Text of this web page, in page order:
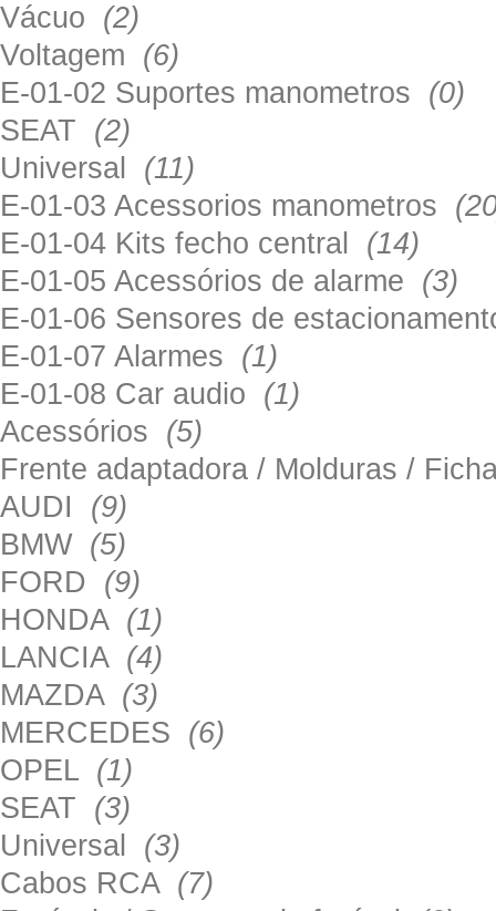
Vácuo (2)
Voltagem (6)
E-01-02 Suportes manometros (0)
SEAT (2)
Universal (11)
E-01-03 Acessorios manometros
E-01-04 Kits fecho central (14)
E-01-05 Acessórios de alarme (3)
E-01-06 Sensores de
E-01-07 Alarmes (1)
E-01-08 Car audio (1)
Acessórios (5)
Frente adaptadora / Molduras /
AUDI (9)
BMW (5)
FORD (9)
HONDA (1)
LANCIA (4)
MAZDA (3)
MERCEDES (6)
OPEL (1)
SEAT (3)
Universal (3)
Cabos RCA (7)